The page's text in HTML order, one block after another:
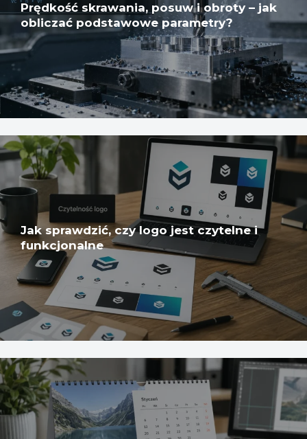
Prędkość skrawania, posuw i obroty – jak
obliczać podstawowe parametry?
Jak sprawdzić, czy logo jest czytelne i
funkcjonalne